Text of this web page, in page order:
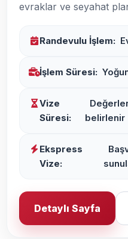
evraklar ve seyahat
Randevulu İşlem:
İşlem Süresi:
Vize
Süresi:
belirlenir
Ekspress
Vize:
Detaylı Sayfa